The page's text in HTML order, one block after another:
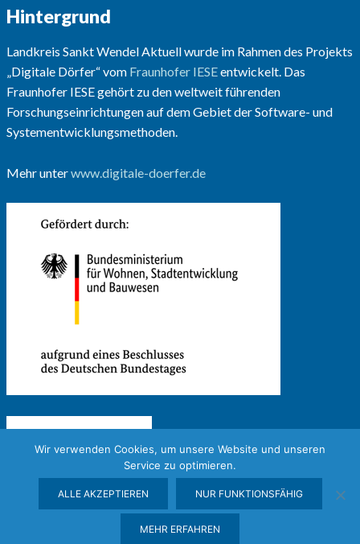
Hintergrund
Landkreis Sankt Wendel Aktuell wurde im Rahmen des Projekts
„Digitale Dörfer“ vom Fraunhofer IESEentwickelt. Das
Fraunhofer IESE gehört zu den weltweit führenden
Forschungseinrichtungen auf dem Gebiet der Software- und
Systementwicklungsmethoden.
Mehr unterwww.digitale-doerfer.de
Wir verwenden Cookies, um unsere Website und unseren
Service zu optimieren.
ALLE AKZEPTIEREN NUR FUNKTIONSFÄHIG
MEHR ERFAHREN